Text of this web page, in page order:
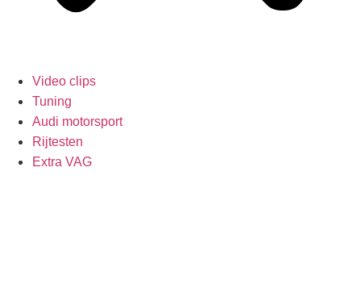
Video clips
Tuning
Audi motorsport
Rijtesten
Extra VAG